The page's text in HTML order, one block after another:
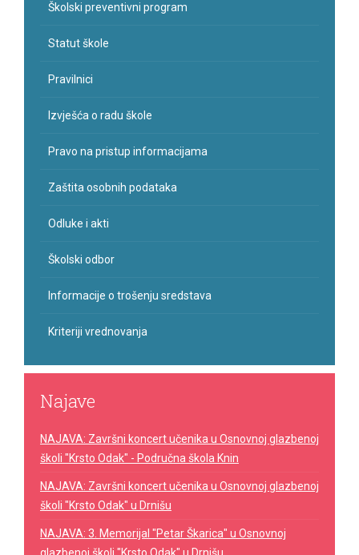
Školski preventivni program
Statut škole
Pravilnici
Izvješća o radu škole
Pravo na pristup informacijama
Zaštita osobnih podataka
Odluke i akti
Školski odbor
Informacije o trošenju sredstava
Kriteriji vrednovanja
Najave
NAJAVA: Završni koncert učenika u Osnovnoj glazbenoj
školi "Krsto Odak" - Područna škola Knin
NAJAVA: Završni koncert učenika u Osnovnoj glazbenoj
školi "Krsto Odak" u Drnišu
NAJAVA: 3. Memorijal "Petar Škarica" u Osnovnoj